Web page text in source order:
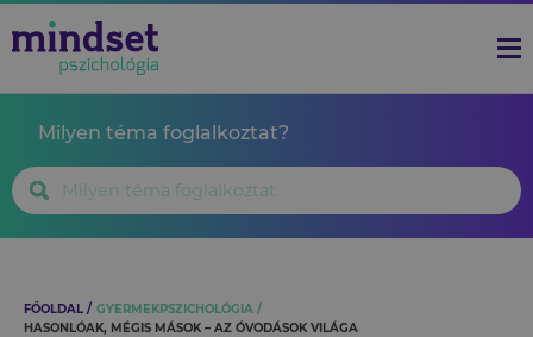
Milyen téma foglalkoztat?
FŐOLDAL
GYERMEKPSZICHOLÓGIA
HASONLÓAK, MÉGIS MÁSOK – AZ ÓVODÁSOK VILÁGA